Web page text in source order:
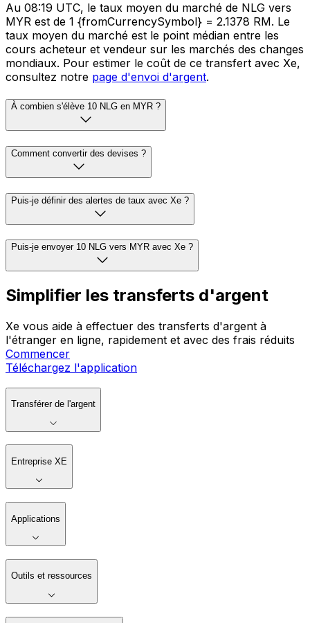
Au 08:19 UTC, le taux moyen du marché de NLG vers
MYR est de 1 {fromCurrencySymbol} = 2.1378 RM. Le
taux moyen du marché est le point médian entre les
cours acheteur et vendeur sur les marchés des changes
mondiaux. Pour estimer le coût de ce transfert avec Xe,
consultez notre page d'envoi d'argent.
À combien s'élève 10 NLG en MYR ?
Comment convertir des devises ?
Puis-je définir des alertes de taux avec Xe ?
Puis-je envoyer 10 NLG vers MYR avec Xe ?
Simplifier les transferts d'argent
Xe vous aide à effectuer des transferts d'argent à
l'étranger en ligne, rapidement et avec des frais réduits
Commencer
Téléchargez l'application
Transférer de l'argent
Entreprise XE
Applications
Outils et ressources